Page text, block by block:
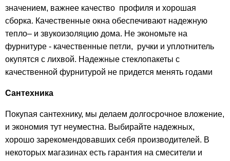
значением, важнее качество профиля и хорошая
сборка. Качественные окна обеспечивают надежную
тепло– и звукоизоляцию дома. Не экономьте на
фурнитуре - качественные петли, ручки и уплотнитель
окупятся с лихвой. Надежные стеклопакеты с
качественной фурнитурой не придется менять годами
Сантехника
Покупая сантехнику, мы делаем долгосрочное вложение,
и экономия тут неуместна. Выбирайте надежных,
хорошо зарекомендовавших себя производителей. В
некоторых магазинах есть гарантия на смесители и